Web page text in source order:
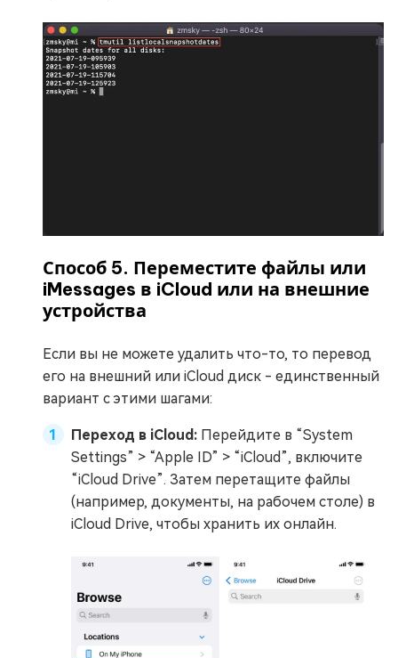
Способ 5. Переместите файлы или
iMessages в iCloud или на внешние
устройства
Если вы не можете удалить что-то, то перевод
его на внешний или iCloud диск - единственный
вариант с этими шагами:
Переход в iCloud: Перейдите в “System
Settings” > “Apple ID” > “iCloud”, включите
“iCloud Drive”. Затем перетащите файлы
(например, документы, на рабочем столе) в
iCloud Drive, чтобы хранить их онлайн.